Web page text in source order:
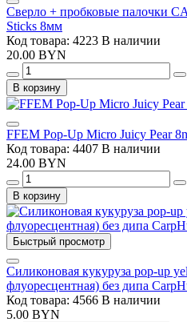
Сверло + пробковые палочки
Sticks 8мм
Код товара: 4223 В наличии
20.00 BYN
В корзину
FFEM Pop-Up Micro Juicy Pear
Код товара: 4407 В наличии
24.00 BYN
В корзину
Быстрый просмотр
Силиконовая кукуруза pop-up
флуоресцентная) без дипа
Код товара: 4566 В наличии
5.00 BYN